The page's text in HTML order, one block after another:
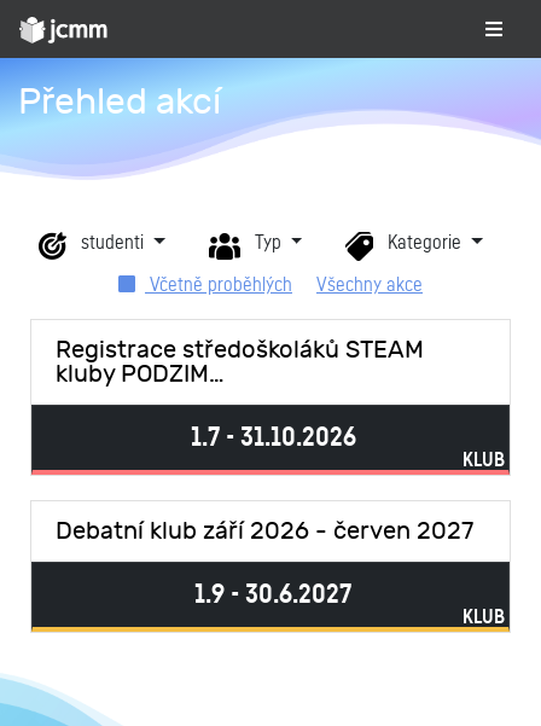
Přehled akcí
studenti Typ Kategorie
Včetně proběhlých Všechny akce
KLUB
Registrace středoškoláků STEAM
kluby PODZIM…
1.7 - 31.10.2026
KLUB
Debatní klub září 2026 - červen 2027
1.9 - 30.6.2027